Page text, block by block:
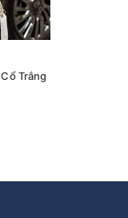
Trắng